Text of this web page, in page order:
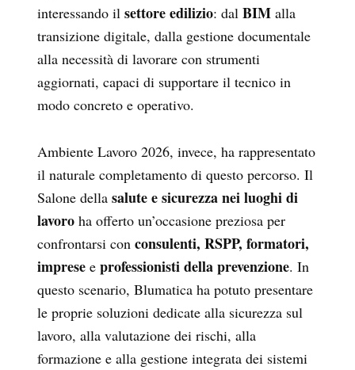
interessando il settore edilizio: dal BIM alla
transizione digitale, dalla gestione documentale
alla necessità di lavorare con strumenti
aggiornati, capaci di supportare il tecnico in
modo concreto e operativo.
Ambiente Lavoro 2026, invece, ha rappresentato
il naturale completamento di questo percorso. Il
Salone della salute e sicurezza nei luoghi di
lavoro ha offerto un’occasione preziosa per
confrontarsi con consulenti, RSPP, formatori,
imprese e professionisti della prevenzione. In
questo scenario, Blumatica ha potuto presentare
le proprie soluzioni dedicate alla sicurezza sul
lavoro, alla valutazione dei rischi, alla
formazione e alla gestione integrata dei sistemi